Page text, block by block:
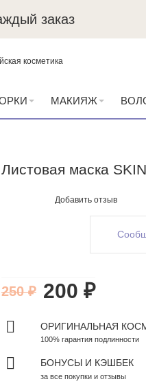
заказ
МАКИЯЖ
Листовая маска
Добавить отзыв
200 ₽
250 ₽
ОРИГИНАЛЬНАЯ
100% гарантия подлинности
БОНУСЫ И КЭШБЕК
за все покупки и отзывы